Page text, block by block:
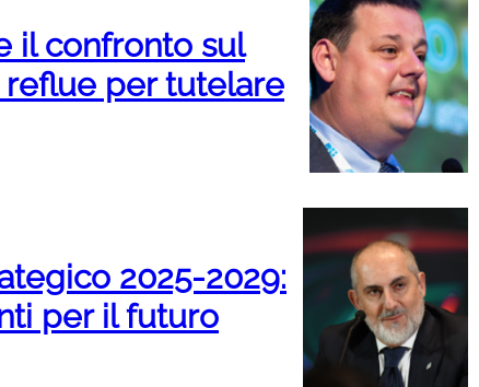
il confronto sul
per tutelare
2025-2029:
per il futuro